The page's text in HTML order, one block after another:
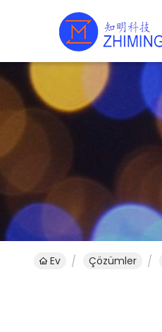
Ev Çözümler